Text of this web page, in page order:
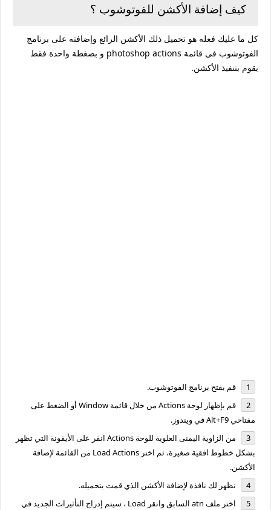
كيف إضافة الأكشن للفوتوشوب ؟
كل ما عليك فعله هو تحميل ذلك الأكشن الرائع وإضافته على برنامج
الفوتوشوب فى قائمة photoshop actions و بضغطة واحدة فقط
يقوم بتنفيذ الأكشن.
قم بفتح برنامج الفوتوشوب.
قم بإظهار لوحة Actions من خلال قائمة Window أو الضغط على
مفتاحي Alt+F9 في ويندوز.
من الزاوية اليمنى العلوية للوحة Actions انقر على الأيقونة التي تظهر
بشكل خطوط افقية صغيرة، ثم اختر Load Actions من القائمة لإضافة
الأكشن.
تظهر لك نافذة لإضافة الأكشن الذي قمت بتحميله.
اختر ملف atn السابق وانقر Load ، سيتم إدراج التأثيرات الجديد في